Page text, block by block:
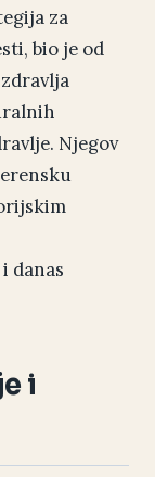
za
bio je od
Njegov
danas
i